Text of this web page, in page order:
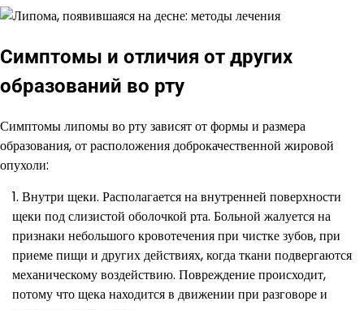
Симптомы и отличия от других
образований во рту
Симптомы липомы во рту зависят от формы и размера
образования, от расположения доброкачественной жировой
опухоли:
Внутри щеки. Располагается на внутренней поверхности
щеки под слизистой оболочкой рта. Больной жалуется на
признаки небольшого кровотечения при чистке зубов, при
приеме пищи и других действиях, когда ткани подвергаются
механическому воздействию. Повреждение происходит,
потому что щека находится в движении при разговоре и